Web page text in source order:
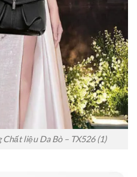
liệu Da Bò – TX526 (1)